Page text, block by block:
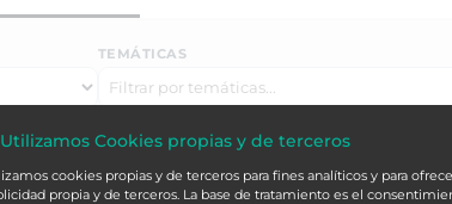
TEMÁTICAS
Alcalá
Utilizamos Cookies propias y de terceros
cookies propias y de terceros para fines analíticos y para
propia y de terceros. La base de tratamiento es el